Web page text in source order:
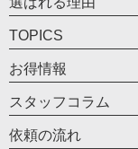
TOPICS
お得情報
スタッフコラム
依頼の流れ